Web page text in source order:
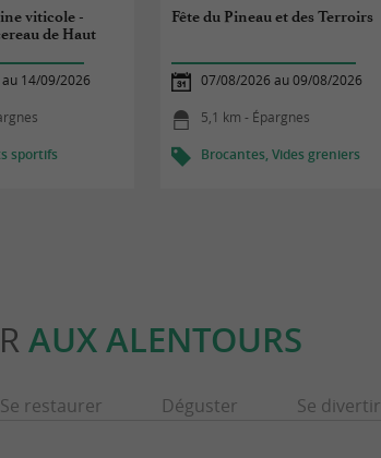
viticole -
de Haut
14/09/2026
sportifs
Fête du Pineau et des Terroirs
07/08/2026 au 09/08/2026
5,1 km - Épargnes
Brocantes, Vides greniers
AUX ALENTOURS
Se restaurer Déguster Se divertir